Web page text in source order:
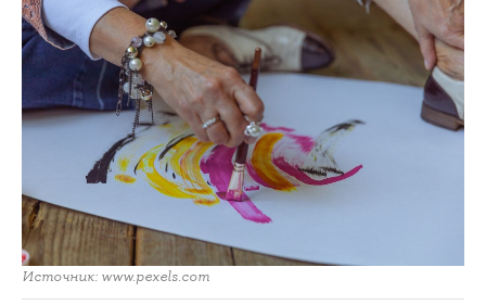
Источник: www.pexels.com